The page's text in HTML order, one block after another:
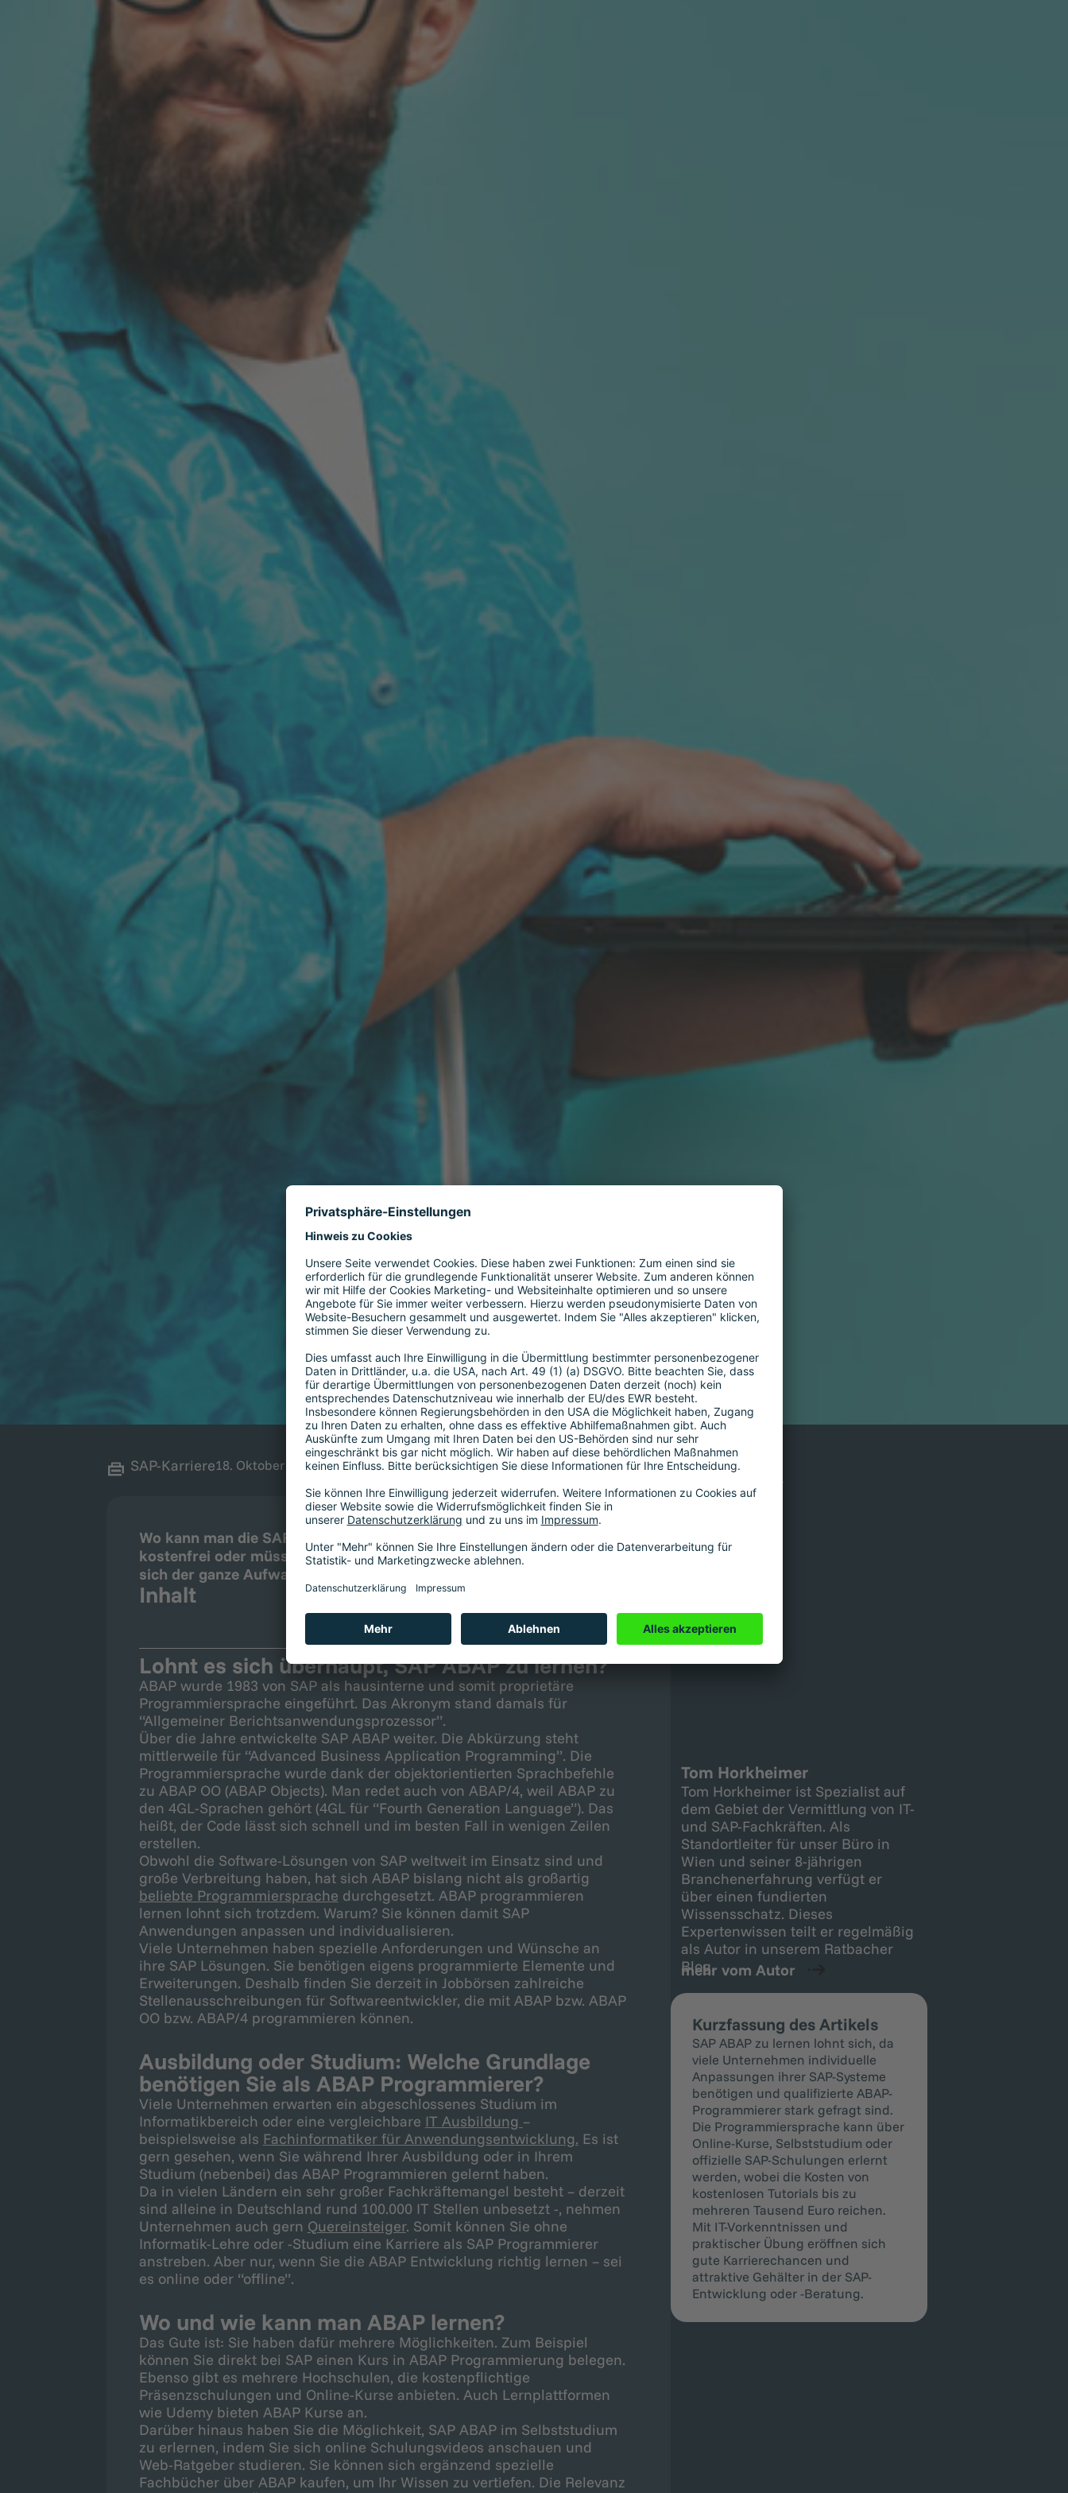
SAP-Karriere18. Oktober 2022
Wo kann man die SAP ABAP Programmierung lernen? Gibt es das
kostenfrei oder müssen Sie dafür teure Kurse besuchen? Und rechnet
sich der ganze Aufwand? Wir klären diese und weitere Fragen.
Inhalt
Lohnt es sich überhaupt, SAP ABAP zu lernen?
ABAP wurde 1983 von SAP als hausinterne und somit proprietäre
Programmiersprache eingeführt. Das Akronym stand damals für
“Allgemeiner Berichtsanwendungsprozessor”.
Über die Jahre entwickelte SAP ABAP weiter. Die Abkürzung steht
mittlerweile für “Advanced Business Application Programming”. Die
Programmiersprache wurde dank der objektorientierten Sprachbefehle
zu ABAP OO (ABAP Objects). Man redet auch von ABAP/4, weil ABAP zu
den 4GL-Sprachen gehört (4GL für “Fourth Generation Language”). Das
heißt, der Code lässt sich schnell und im besten Fall in wenigen Zeilen
erstellen.
Obwohl die Software-Lösungen von SAP weltweit im Einsatz sind und
große Verbreitung haben, hat sich ABAP bislang nicht als großartig
beliebte Programmiersprache durchgesetzt. ABAP programmieren
lernen lohnt sich trotzdem. Warum? Sie können damit SAP
Anwendungen anpassen und individualisieren.
Viele Unternehmen haben spezielle Anforderungen und Wünsche an
ihre SAP Lösungen. Sie benötigen eigens programmierte Elemente und
Erweiterungen. Deshalb finden Sie derzeit in Jobbörsen zahlreiche
Stellenausschreibungen für Softwareentwickler, die mit ABAP bzw. ABAP
OO bzw. ABAP/4 programmieren können.
Ausbildung oder Studium: Welche Grundlage
benötigen Sie als ABAP Programmierer?
Viele Unternehmen erwarten ein abgeschlossenes Studium im
Informatikbereich oder eine vergleichbare IT Ausbildung –
beispielsweise als Fachinformatiker für Anwendungsentwicklung. Es ist
gern gesehen, wenn Sie während Ihrer Ausbildung oder in Ihrem
Studium (nebenbei) das ABAP Programmieren gelernt haben.
Da in vielen Ländern ein sehr großer Fachkräftemangel besteht – derzeit
sind alleine in Deutschland rund 100.000 IT Stellen unbesetzt -, nehmen
Unternehmen auch gern Quereinsteiger. Somit können Sie ohne
Informatik-Lehre oder -Studium eine Karriere als SAP Programmierer
anstreben. Aber nur, wenn Sie die ABAP Entwicklung richtig lernen – sei
es online oder “offline”.
Wo und wie kann man ABAP lernen?
Das Gute ist: Sie haben dafür mehrere Möglichkeiten. Zum Beispiel
können Sie direkt bei SAP einen Kurs in ABAP Programmierung belegen.
Ebenso gibt es mehrere Hochschulen, die kostenpflichtige
Präsenzschulungen und Online-Kurse anbieten. Auch Lernplattformen
wie Udemy bieten ABAP Kurse an.
Darüber hinaus haben Sie die Möglichkeit, SAP ABAP im Selbststudium
zu erlernen, indem Sie sich online Schulungsvideos anschauen und
Web-Ratgeber studieren. Sie können sich ergänzend spezielle
Fachbücher über ABAP kaufen, um Ihr Wissen zu vertiefen. Die Relevanz
Über den Autor
Tom Horkheimer
Tom Horkheimer ist Spezialist auf
dem Gebiet der Vermittlung von IT-
und SAP-Fachkräften. Als
Standortleiter für unser Büro in
Wien und seiner 8-jährigen
Branchenerfahrung verfügt er
über einen fundierten
Wissensschatz. Dieses
Expertenwissen teilt er regelmäßig
als Autor in unserem Ratbacher
Blog.
mehr vom Autor
Kurzfassung des Artikels
SAP ABAP zu lernen lohnt sich, da
viele Unternehmen individuelle
Anpassungen ihrer SAP-Systeme
benötigen und qualifizierte ABAP-
Programmierer stark gefragt sind.
Die Programmiersprache kann über
Online-Kurse, Selbststudium oder
offizielle SAP-Schulungen erlernt
werden, wobei die Kosten von
kostenlosen Tutorials bis zu
mehreren Tausend Euro reichen.
Mit IT-Vorkenntnissen und
praktischer Übung eröffnen sich
gute Karrierechancen und
attraktive Gehälter in der SAP-
Entwicklung oder -Beratung.